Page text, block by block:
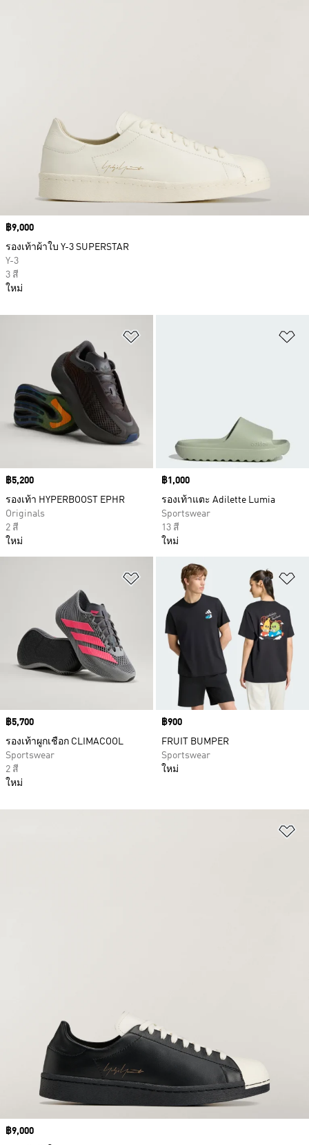
Price
฿5,200
รองเท้า HYPERBOOST EPHR
Originals
2 สี
ใหม่
Price
฿1,000
รองเท้าแตะ Adilette Lumia
Sportswear
13 สี
ใหม่
เพิ่มไปยังรายการสินค้าโปรด
Price
฿5,700
รองเท้าผูกเชือก CLIMACOOL
Sportswear
2 สี
ใหม่
Price
฿900
FRUIT BUMPER
Sportswear
ใหม่
Price
฿9,000
รองเท้าผ้าใบ Y-3 SUPERSTAR
Y-3
3 สี
ใหม่
Price
฿9,000